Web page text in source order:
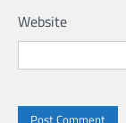
Website